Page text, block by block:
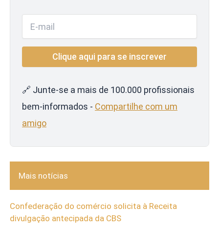
🔗 Junte-se a mais de 100.000 profissionais
bem-informados - Compartilhe com um
amigo
Mais notícias
Confederação do comércio solicita à Receita
divulgação antecipada da CBS